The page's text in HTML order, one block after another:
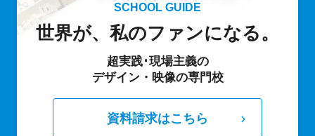
SCHOOL GUIDE
世界が、私のファンになる。
超実践･現場主義の
デザイン・映像の専門校
資料請求はこちら